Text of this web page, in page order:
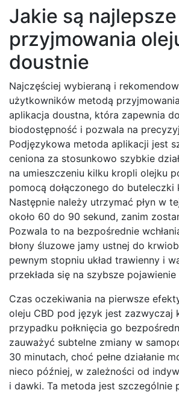
Jakie są
przyjmowania
doustnie
Najczęściej wybieraną i
użytkowników metodą
aplikacja doustna, która zapewnia
biodostępność i pozwala na
Podjęzykowa metoda aplikacji jest
ceniona za stosunkowo szybkie
na umieszczeniu kilku kropli olejku
pomocą dołączonego do buteleczki
Następnie należy utrzymać płyn w
około 60 do 90 sekund, zanim
Pozwala to na bezpośrednie
błony śluzowe jamy ustnej do
pewnym stopniu układ trawienny i
przekłada się na szybsze
Czas oczekiwania na pierwsze
oleju CBD pod język jest zazwyczaj
przypadku połknięcia go
zauważyć subtelne zmiany w
30 minutach, choć pełne działanie
nieco później, w zależności od
i dawki. Ta metoda jest szczególnie